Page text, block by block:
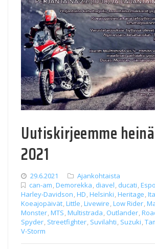
Uutiskirjeemme
2021
29.6.2021
Ajankohtaista
can-am,Demorekka, diavel, ducati,
Harley-Davidson,HD,Helsinki,Heritage,
Koeajopäivät,Little,Livewire,Low Rider,
Monster,MTS,Multistrada, Outlander,
Spyder, Streetfighter, Suvilahti, Suzuki,
V-Storm